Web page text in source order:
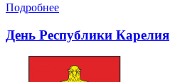
Подробнее
День Республики Карелия